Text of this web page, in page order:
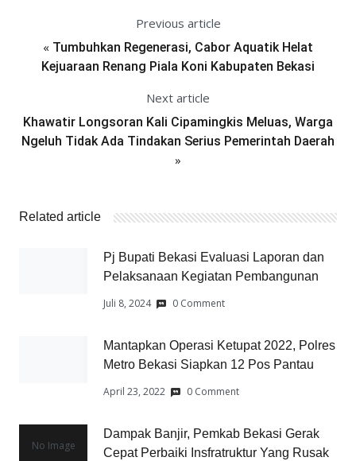
Previous article
« Tumbuhkan Regenerasi, Cabor Aquatik Helat
Kejuaraan Renang Piala Koni Kabupaten Bekasi
Next article
Khawatir Longsoran Kali Cipamingkis Meluas, Warga
Ngeluh Tidak Ada Tindakan Serius Pemerintah Daerah
»
Related article
Pj Bupati Bekasi Evaluasi Laporan dan
Pelaksanaan Kegiatan Pembangunan
Juli 8, 2024 0 Comment
Mantapkan Operasi Ketupat 2022, Polres
Metro Bekasi Siapkan 12 Pos Pantau
April 23, 2022 0 Comment
No Image
Dampak Banjir, Pemkab Bekasi Gerak
Cepat Perbaiki Insfratruktur Yang Rusak